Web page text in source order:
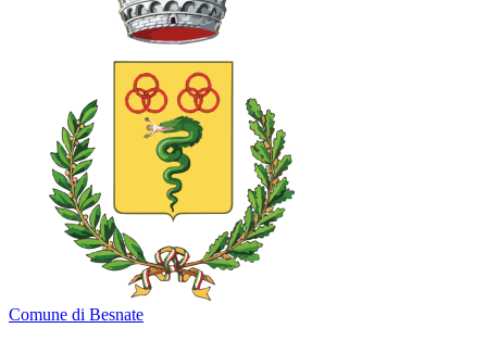
Comune di Besnate